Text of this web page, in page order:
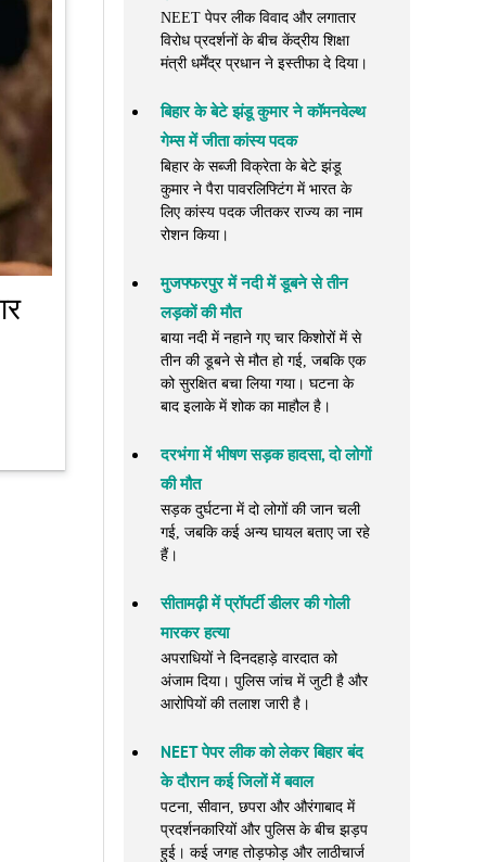
NEET पेपर लीक विवाद और लगातार
विरोध प्रदर्शनों के बीच केंद्रीय शिक्षा
मंत्री धर्मेंद्र प्रधान ने इस्तीफा दे दिया।
बिहार के बेटे झंडू कुमार ने कॉमनवेल्थ
गेम्स में जीता कांस्य पदक
बिहार के सब्जी विक्रेता के बेटे झंडू
कुमार ने पैरा पावरलिफ्टिंग में भारत के
लिए कांस्य पदक जीतकर राज्य का नाम
रोशन किया।
मुजफ्फरपुर में नदी में डूबने से तीन
लड़कों की मौत
बाया नदी में नहाने गए चार किशोरों में से
तीन की डूबने से मौत हो गई, जबकि एक
को सुरक्षित बचा लिया गया। घटना के
बाद इलाके में शोक का माहौल है।
दरभंगा में भीषण सड़क हादसा, दो लोगों
की मौत
सड़क दुर्घटना में दो लोगों की जान चली
गई, जबकि कई अन्य घायल बताए जा रहे
हैं।
सीतामढ़ी में प्रॉपर्टी डीलर की गोली
मारकर हत्या
अपराधियों ने दिनदहाड़े वारदात को
अंजाम दिया। पुलिस जांच में जुटी है और
आरोपियों की तलाश जारी है।
NEET पेपर लीक को लेकर बिहार बंद
के दौरान कई जिलों में बवाल
पटना, सीवान, छपरा और औरंगाबाद में
प्रदर्शनकारियों और पुलिस के बीच झड़प
हुई। कई जगह तोड़फोड़ और लाठीचार्ज